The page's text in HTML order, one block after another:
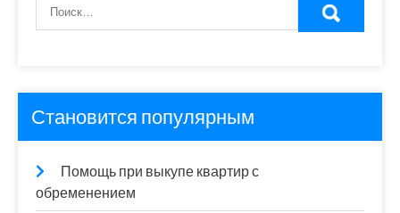
Становится популярным
Помощь при выкупе квартир с
обременением